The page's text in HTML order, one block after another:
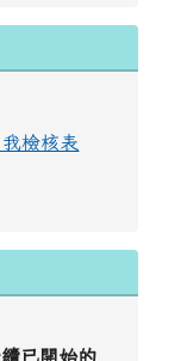
檢核表
已開始的